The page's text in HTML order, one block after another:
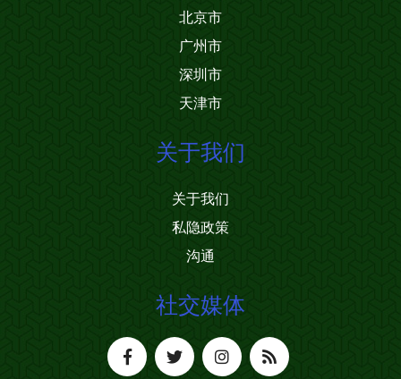
北京市
广州市
深圳市
天津市
关于我们
关于我们
私隐政策
沟通
社交媒体